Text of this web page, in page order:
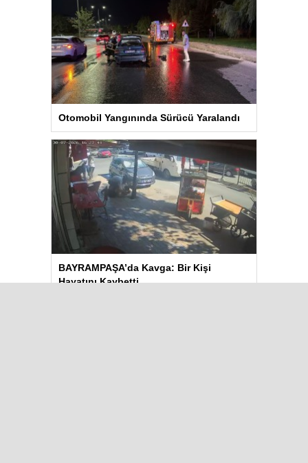
Otomobil Yangınında Sürücü Yaralandı
BAYRAMPAŞA’da Kavga: Bir Kişi
Hayatını Kaybetti